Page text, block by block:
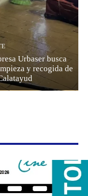
Urbaser busca
y recogida de